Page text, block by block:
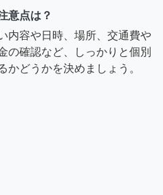
意点は？
内容や日時、場所、交通費や
の確認など、しっかりと個別
かどうかを決めましょう。